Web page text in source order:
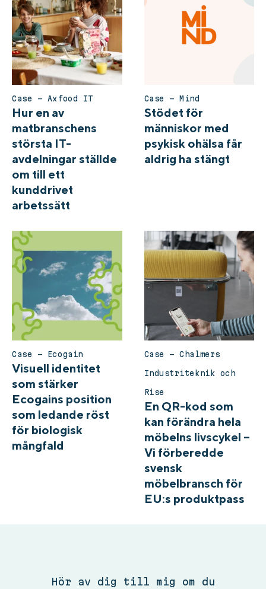
Case – Axfood IT
Hur en av
matbranschens
största IT-
avdelningar ställde
om till ett
kunddrivet
arbetssätt
Case – Mind
Stödet för
människor med
psykisk ohälsa får
aldrig ha stängt
Case – Ecogain
Visuell identitet
som stärker
Ecogains position
som ledande röst
för biologisk
mångfald
Case – Chalmers
Industriteknik och
Rise
En QR-kod som
kan förändra hela
möbelns livscykel –
Vi förberedde
svensk
möbelbransch för
EU:s produktpass
Hör av dig till mig om du